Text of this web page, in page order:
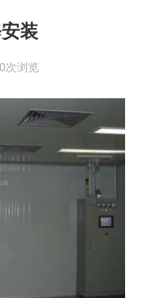
装
浏览